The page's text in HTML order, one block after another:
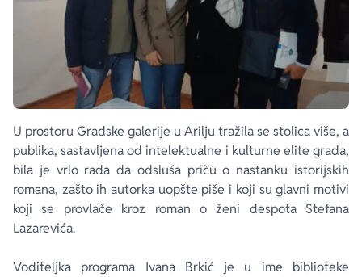
U prostoru Gradske galerije u Arilju tražila se stolica više, a
publika, sastavljena od intelektualne i kulturne elite grada,
bila je vrlo rada da odsluša priču o nastanku istorijskih
romana, zašto ih autorka uopšte piše i koji su glavni motivi
koji se provlače kroz roman o ženi despota Stefana
Lazarevića.
Voditeljka programa Ivana Brkić je u ime biblioteke